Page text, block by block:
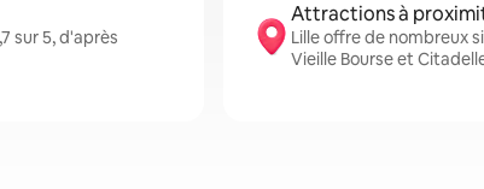
sur 5, d'après
Attractions à
Lille offre de nombreux
Vieille Bourse et